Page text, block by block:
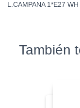
L.CAMPANA 1*E27
También